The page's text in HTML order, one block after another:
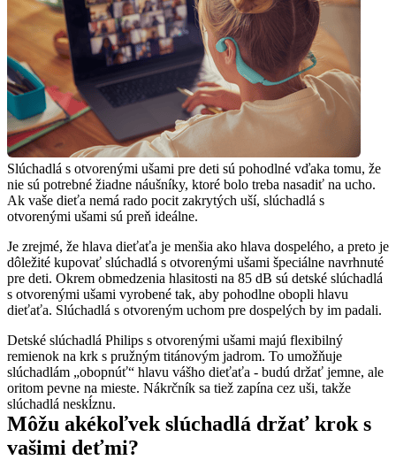
Slúchadlá s otvorenými ušami pre deti sú pohodlné vďaka tomu, že
nie sú potrebné žiadne náušníky, ktoré bolo treba nasadiť na ucho.
Ak vaše dieťa nemá rado pocit zakrytých uší, slúchadlá s
otvorenými ušami sú preň ideálne.
Je zrejmé, že hlava dieťaťa je menšia ako hlava dospelého, a preto je
dôležité kupovať slúchadlá s otvorenými ušami špeciálne navrhnuté
pre deti. Okrem obmedzenia hlasitosti na 85 dB sú detské slúchadlá
s otvorenými ušami vyrobené tak, aby pohodlne obopli hlavu
dieťaťa. Slúchadlá s otvoreným uchom pre dospelých by im padali.
Detské slúchadlá Philips s otvorenými ušami majú flexibilný
remienok na krk s pružným titánovým jadrom. To umožňuje
slúchadlám „obopnúť“ hlavu vášho dieťaťa - budú držať jemne, ale
oritom pevne na mieste. Nákrčník sa tiež zapína cez uši, takže
slúchadlá neskĺznu.
Môžu akékoľvek slúchadlá držať krok s
vašimi deťmi?